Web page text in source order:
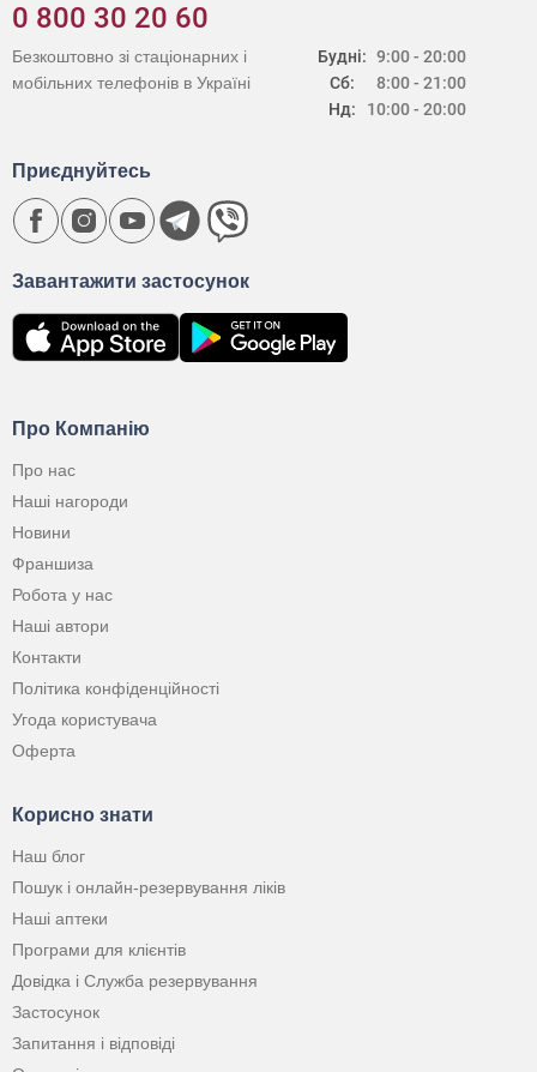
0 800 30 20 60
Будні:
Сб:
Нд:
9:00 - 20:00
8:00 - 21:00
10:00 - 20:00
Безкоштовно зі стаціонарних і
мобільних телефонів в Україні
Про Компанію
Про нас
Наші нагороди
Новини
Франшиза
Робота у нас
Наші автори
Контакти
Політика конфіденційності
Угода користувача
Оферта
Корисно знати
Наш блог
Пошук і онлайн-резервування ліків
Наші аптеки
Програми для клієнтів
Довідка і Служба резервування
Застосунок
Запитання і відповіді
Завантажити застосунок
Приєднуйтесь